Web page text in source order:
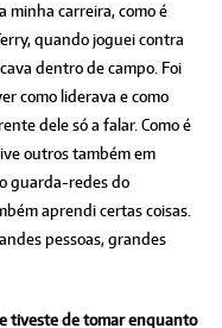
minha carreira, como é
quando joguei contra
dentro de campo. Foi
como liderava e como
dele só a falar. Como é
outros também em
guarda-redes do
aprendi certas coisas.
pessoas, grandes
tiveste de tomar enquanto